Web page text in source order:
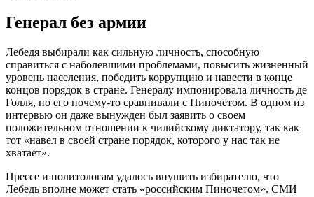
Генерал без армии
Лебедя выбирали как сильную личность, способную
справиться с наболевшими проблемами, повысить жизненный
уровень населения, победить коррупцию и навести в конце
концов порядок в стране. Генералу импонировала личность де
Голля, но его почему-то сравнивали с Пиночетом. В одном из
интервью он даже вынужден был заявить о своем
положительном отношении к чилийскому диктатору, так как
тот «навел в своей стране порядок, которого у нас так не
хватает».
Прессе и политологам удалось внушить избирателю, что
Лебедь вполне может стать «российским Пиночетом». СМИ